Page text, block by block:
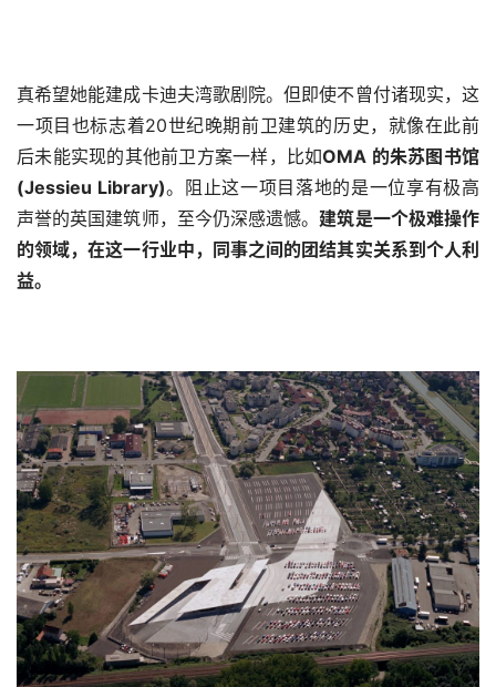
真希望她能建成卡迪夫湾歌剧院。但即使不曾付诸现实，这
一项目也标志着20世纪晚期前卫建筑的历史，就像在此前
后未能实现的其他前卫方案一样，比如OMA 的朱苏图书馆
(Jessieu Library)。阻止这一项目落地的是一位享有极高
声誉的英国建筑师，至今仍深感遗憾。 建筑是一个极难操作
的领域，在这一行业中，同事之间的团结其实关系到个人利
益。